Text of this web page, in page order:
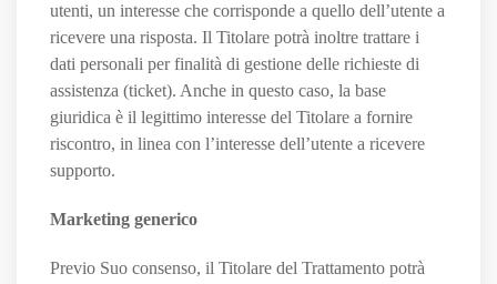
utenti, un interesse che corrisponde a quello dell’utente a
ricevere una risposta. Il Titolare potrà inoltre trattare i
dati personali per finalità di gestione delle richieste di
assistenza (ticket). Anche in questo caso, la base
giuridica è il legittimo interesse del Titolare a fornire
riscontro, in linea con l’interesse dell’utente a ricevere
supporto.
Marketing generico
Previo Suo consenso, il Titolare del Trattamento potrà